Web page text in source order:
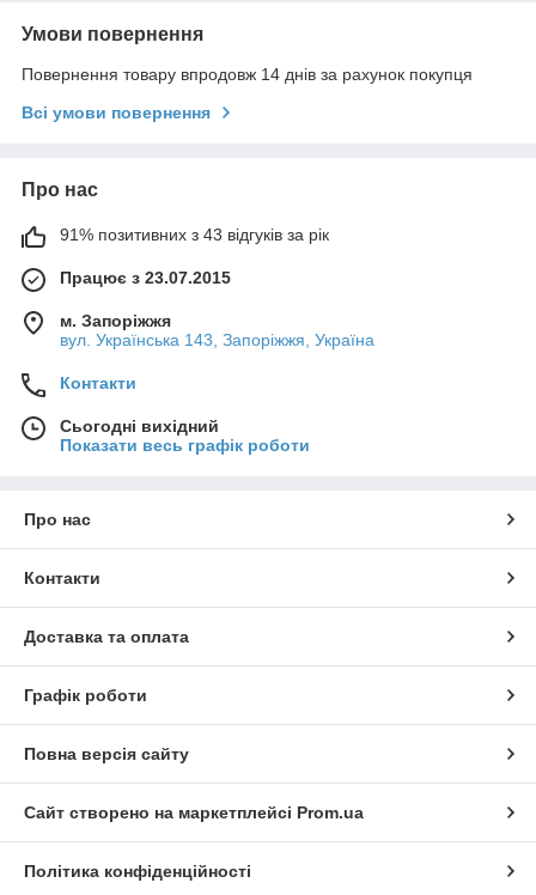
Умови повернення
Повернення товару впродовж 14 днів за рахунок покупця
Всі умови повернення
Про нас
91% позитивних з 43 відгуків за рік
Працює з 23.07.2015
м. Запоріжжя
вул. Українська 143, Запоріжжя, Україна
Контакти
Сьогодні вихідний
Показати весь графік роботи
Про нас
Контакти
Доставка та оплата
Графік роботи
Повна версія сайту
Сайт створено на маркетплейсі Prom.ua
Політика конфіденційності